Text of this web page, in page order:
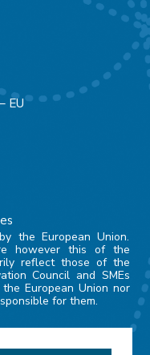
EU
the European Union.
however this of the
reflect those of the
Council and SMEs
the European Union nor
for them.